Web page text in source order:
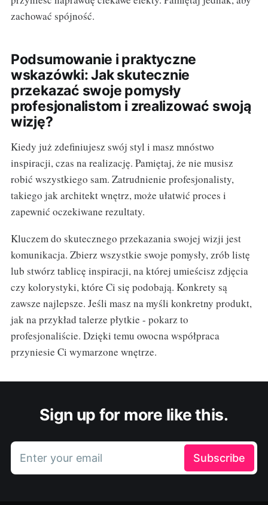
zachować spójność.
Podsumowanie i praktyczne
wskazówki: Jak skutecznie
przekazać swoje pomysły
profesjonalistom i zrealizować swoją
wizję?
Kiedy już zdefiniujesz swój styl i masz mnóstwo
inspiracji, czas na realizację. Pamiętaj, że nie musisz
robić wszystkiego sam. Zatrudnienie profesjonalisty,
takiego jak architekt wnętrz, może ułatwić proces i
zapewnić oczekiwane rezultaty.
Kluczem do skutecznego przekazania swojej wizji jest
komunikacja. Zbierz wszystkie swoje pomysły, zrób listę
lub stwórz tablicę inspiracji, na której umieścisz zdjęcia
czy kolorystyki, które Ci się podobają. Konkrety są
zawsze najlepsze. Jeśli masz na myśli konkretny produkt,
jak na przykład talerze płytkie - pokarz to
profesjonaliście. Dzięki temu owocna współpraca
przyniesie Ci wymarzone wnętrze.
Sign up for more like this.
Enter your email Subscribe